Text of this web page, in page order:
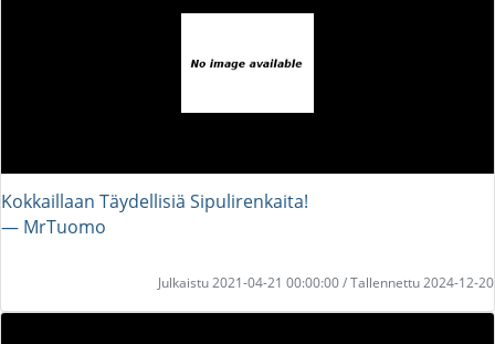
Kokkaillaan Täydellisiä Sipulirenkaita!
― MrTuomo
Julkaistu 2021-04-21 00:00:00 / Tallennettu 2024-12-20